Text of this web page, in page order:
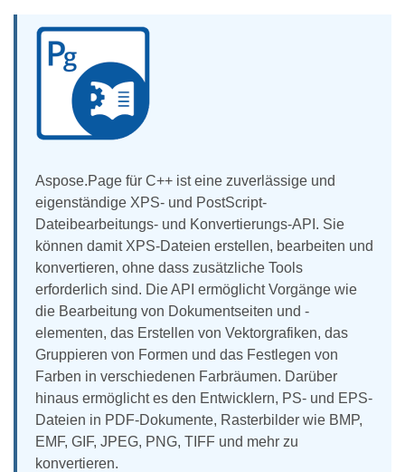
Aspose.Page für C++ ist eine zuverlässige und
eigenständige XPS- und PostScript-
Dateibearbeitungs- und Konvertierungs-API. Sie
können damit XPS-Dateien erstellen, bearbeiten und
konvertieren, ohne dass zusätzliche Tools
erforderlich sind. Die API ermöglicht Vorgänge wie
die Bearbeitung von Dokumentseiten und -
elementen, das Erstellen von Vektorgrafiken, das
Gruppieren von Formen und das Festlegen von
Farben in verschiedenen Farbräumen. Darüber
hinaus ermöglicht es den Entwicklern, PS- und EPS-
Dateien in PDF-Dokumente, Rasterbilder wie BMP,
EMF, GIF, JPEG, PNG, TIFF und mehr zu
konvertieren.